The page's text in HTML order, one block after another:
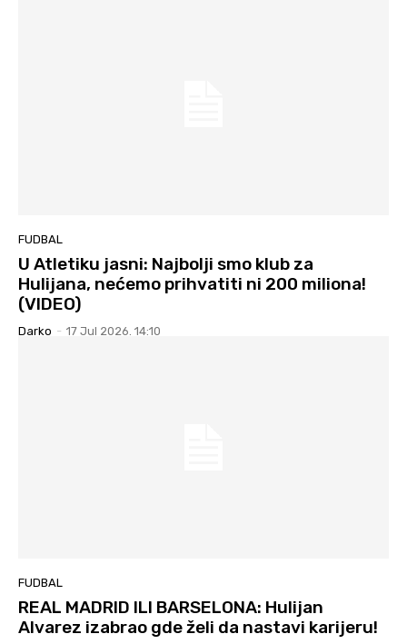
FUDBAL
U Atletiku jasni: Najbolji smo klub za
Hulijana, nećemo prihvatiti ni 200 miliona!
(VIDEO)
Darko - 17 Jul 2026. 14:10
FUDBAL
REAL MADRID ILI BARSELONA: Hulijan
Alvarez izabrao gde želi da nastavi karijeru!